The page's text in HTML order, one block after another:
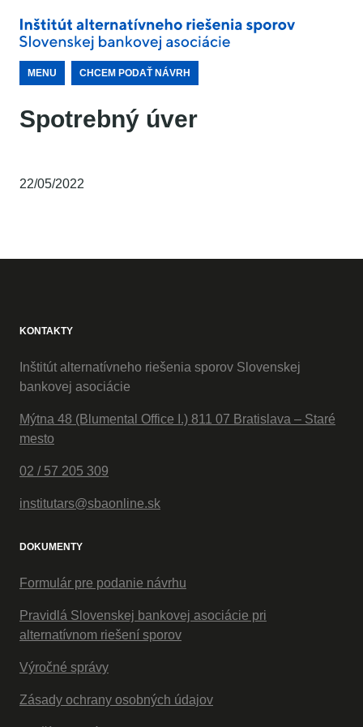
MENU CHCEM PODAŤ NÁVRH
Spotrebný úver
22/05/2022
KONTAKTY
Inštitút alternatívneho riešenia sporov Slovenskej
bankovej asociácie
Mýtna 48 (Blumental Office I.) 811 07 Bratislava – Staré
mesto
02 / 57 205 309
institutars@sbaonline.sk
DOKUMENTY
Formulár pre podanie návrhu
Pravidlá Slovenskej bankovej asociácie pri
alternatívnom riešení sporov
Výročné správy
Zásady ochrany osobných údajov